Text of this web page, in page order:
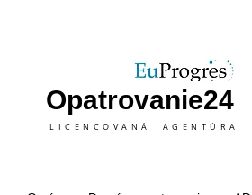
Opatrovanie24
LICENCOVANÁ AGENTÚRA